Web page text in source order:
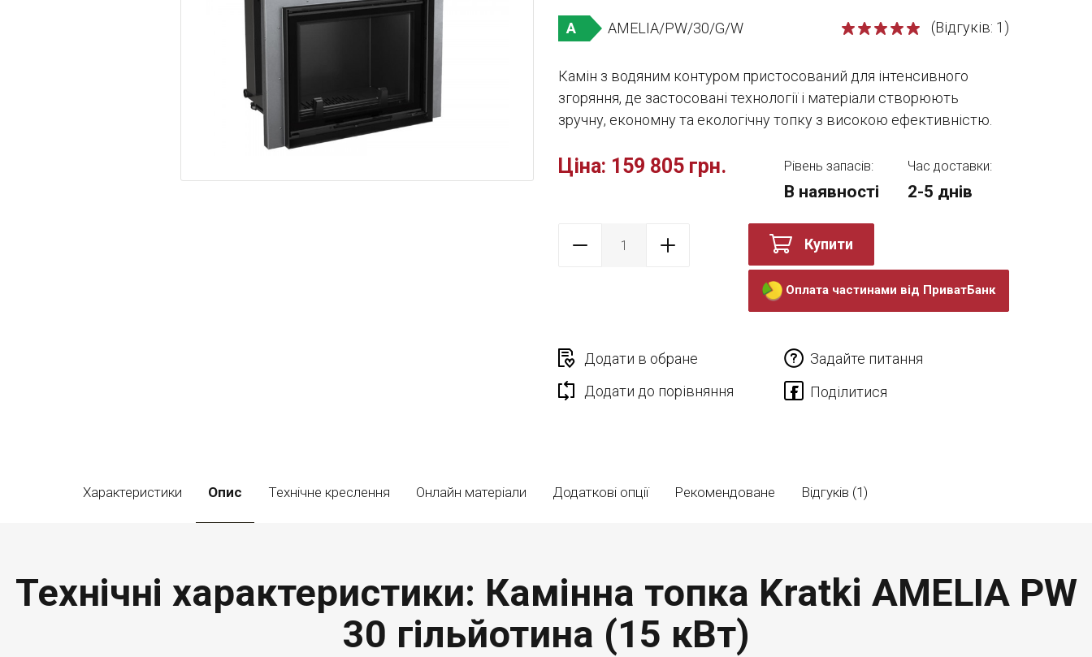
A AMELIA/PW/30/G/W (Відгуків: 1)
Камін з водяним контуром пристосований для інтенсивного
згоряння, де застосовані технології і матеріали створюють
зручну, економну та екологічну топку з високою ефективністю.
Ціна: 159 805 грн. Рівень запасів:
В наявності
Час доставки:
2-5 днів
Купити
Оплата частинами від ПриватБанк
Додати в обране
Задайте питання
Додати до порівняння
Характеристики Опис Технічне креслення Онлайн матеріали Додаткові опції Рекомендоване Відгуків (1)
Технічні характеристики: Камінна топка Kratki AMELIA PW
30 гільйотина (15 кВт)